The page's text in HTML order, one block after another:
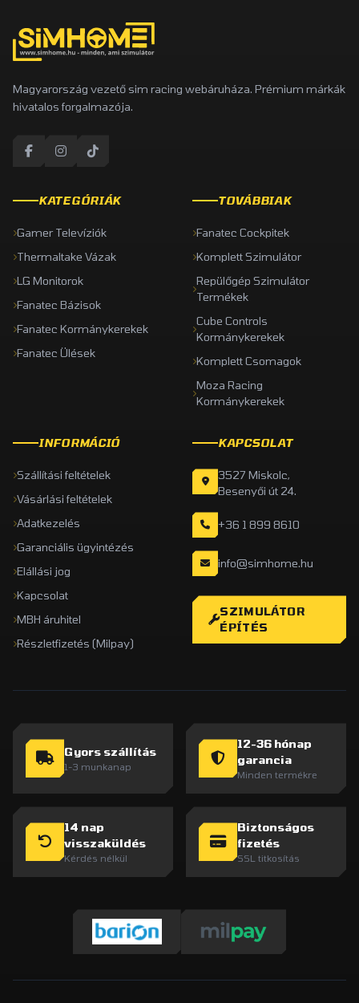
Magyarország vezető sim racing webáruháza. Prémium márkák
hivatalos forgalmazója.
KATEGÓRIÁK
Gamer Televíziók
Thermaltake Vázak
LG Monitorok
Fanatec Bázisok
Fanatec Kormánykerekek
Fanatec Ülések
TOVÁBBIAK
Fanatec Cockpitek
Komplett Szimulátor
Repülőgép Szimulátor
Termékek
Cube Controls
Kormánykerekek
Komplett Csomagok
Moza Racing
Kormánykerekek
INFORMÁCIÓ
Szállítási feltételek
Vásárlási feltételek
Adatkezelés
Garanciális ügyintézés
Elállási jog
Kapcsolat
MBH áruhitel
Részletfizetés (Milpay)
KAPCSOLAT
3527 Miskolc,
Besenyői út 24.
+36 1 899 8610
info@simhome.hu
SZIMULÁTOR
ÉPÍTÉS
Gyors szállítás
1-3 munkanap
12-36 hónap
garancia
Minden termékre
14 nap
visszaküldés
Kérdés nélkül
Biztonságos
fizetés
SSL titkosítás